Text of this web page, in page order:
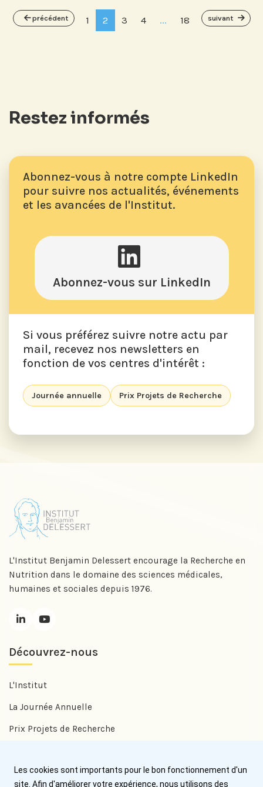
précédent 1 2 3 4 ... 18 suivant
Restez informés
Abonnez-vous à notre compte LinkedIn
pour suivre nos actualités, événements
et les avancées de l'Institut.
Abonnez-vous sur LinkedIn
Si vous préférez suivre notre actu par
mail, recevez nos newsletters en
fonction de vos centres d'intérêt :
Journée annuelle Prix Projets de Recherche
L'Institut Benjamin Delessert encourage la Recherche en
Nutrition dans le domaine des sciences médicales,
humaines et sociales depuis 1976.
Découvrez-nous
L'Institut
La Journée Annuelle
Prix Projets de Recherche
Prix Jean Trémolières
Les cookies sont importants pour le bon fonctionnement d'un
site. Afin d'améliorer votre expérience, nous utilisons des